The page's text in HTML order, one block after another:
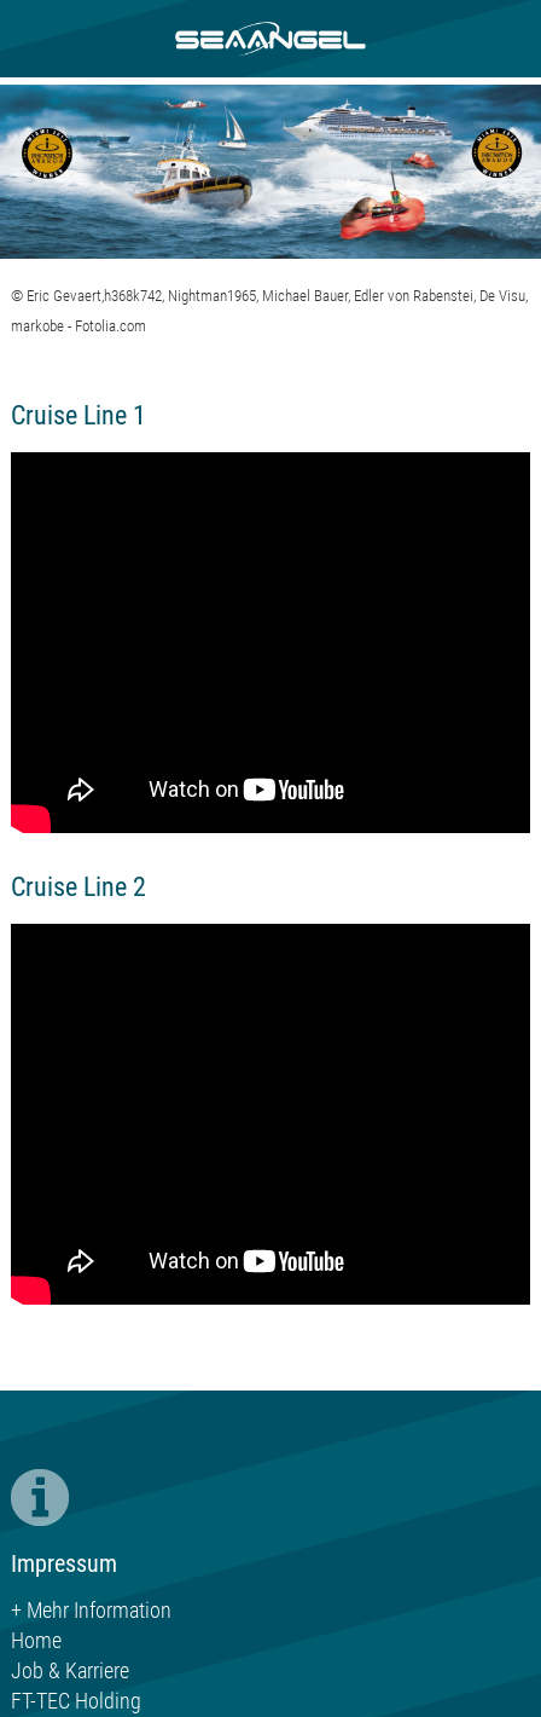
© Eric Gevaert,h368k742, Nightman1965, Michael Bauer, Edler von Rabenstei, De Visu,
markobe - Fotolia.com
Cruise Line 1
Cruise Line 2
Impressum
+ Mehr Information
Home
Job & Karriere
FT-TEC Holding